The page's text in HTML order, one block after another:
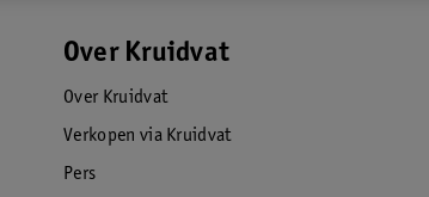
Over Kruidvat
Over Kruidvat
Verkopen via Kruidvat
Pers